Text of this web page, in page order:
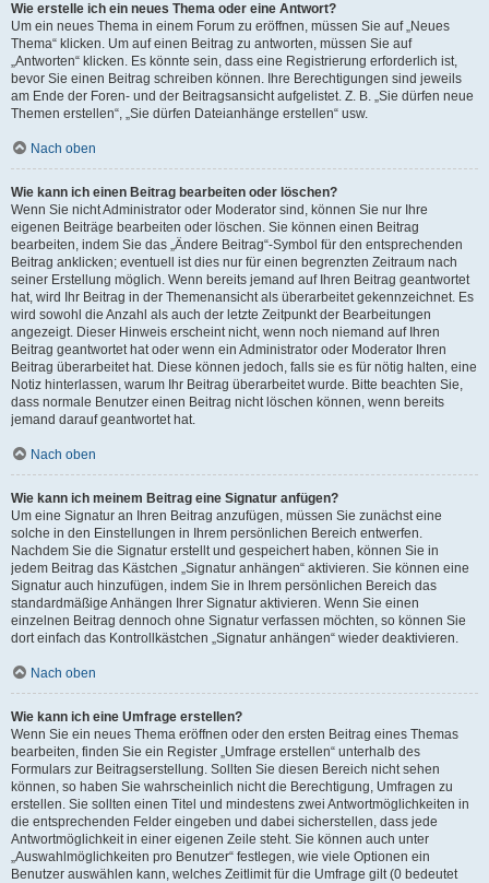
Wie erstelle ich ein neues Thema oder eine Antwort?
Um ein neues Thema in einem Forum zu eröffnen, müssen Sie auf „Neues
Thema“ klicken. Um auf einen Beitrag zu antworten, müssen Sie auf
„Antworten“ klicken. Es könnte sein, dass eine Registrierung erforderlich ist,
bevor Sie einen Beitrag schreiben können. Ihre Berechtigungen sind jeweils
am Ende der Foren- und der Beitragsansicht aufgelistet. Z. B. „Sie dürfen neue
Themen erstellen“, „Sie dürfen Dateianhänge erstellen“ usw.
Nach oben
Wie kann ich einen Beitrag bearbeiten oder löschen?
Wenn Sie nicht Administrator oder Moderator sind, können Sie nur Ihre
eigenen Beiträge bearbeiten oder löschen. Sie können einen Beitrag
bearbeiten, indem Sie das „Ändere Beitrag“-Symbol für den entsprechenden
Beitrag anklicken; eventuell ist dies nur für einen begrenzten Zeitraum nach
seiner Erstellung möglich. Wenn bereits jemand auf Ihren Beitrag geantwortet
hat, wird Ihr Beitrag in der Themenansicht als überarbeitet gekennzeichnet. Es
wird sowohl die Anzahl als auch der letzte Zeitpunkt der Bearbeitungen
angezeigt. Dieser Hinweis erscheint nicht, wenn noch niemand auf Ihren
Beitrag geantwortet hat oder wenn ein Administrator oder Moderator Ihren
Beitrag überarbeitet hat. Diese können jedoch, falls sie es für nötig halten, eine
Notiz hinterlassen, warum Ihr Beitrag überarbeitet wurde. Bitte beachten Sie,
dass normale Benutzer einen Beitrag nicht löschen können, wenn bereits
jemand darauf geantwortet hat.
Nach oben
Wie kann ich meinem Beitrag eine Signatur anfügen?
Um eine Signatur an Ihren Beitrag anzufügen, müssen Sie zunächst eine
solche in den Einstellungen in Ihrem persönlichen Bereich entwerfen.
Nachdem Sie die Signatur erstellt und gespeichert haben, können Sie in
jedem Beitrag das Kästchen „Signatur anhängen“ aktivieren. Sie können eine
Signatur auch hinzufügen, indem Sie in Ihrem persönlichen Bereich das
standardmäßige Anhängen Ihrer Signatur aktivieren. Wenn Sie einen
einzelnen Beitrag dennoch ohne Signatur verfassen möchten, so können Sie
dort einfach das Kontrollkästchen „Signatur anhängen“ wieder deaktivieren.
Nach oben
Wie kann ich eine Umfrage erstellen?
Wenn Sie ein neues Thema eröffnen oder den ersten Beitrag eines Themas
bearbeiten, finden Sie ein Register „Umfrage erstellen“ unterhalb des
Formulars zur Beitragserstellung. Sollten Sie diesen Bereich nicht sehen
können, so haben Sie wahrscheinlich nicht die Berechtigung, Umfragen zu
erstellen. Sie sollten einen Titel und mindestens zwei Antwortmöglichkeiten in
die entsprechenden Felder eingeben und dabei sicherstellen, dass jede
Antwortmöglichkeit in einer eigenen Zeile steht. Sie können auch unter
„Auswahlmöglichkeiten pro Benutzer“ festlegen, wie viele Optionen ein
Benutzer auswählen kann, welches Zeitlimit für die Umfrage gilt (0 bedeutet